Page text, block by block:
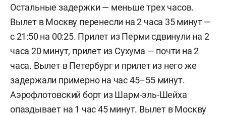
Остальные задержки — меньше трех часов.
Вылет в Москву перенесли на 2 часа 35 минут —
с 21:50 на 00:25. Прилет из Перми сдвинули на 2
часа 20 минут, прилет из Сухума — почти на 2
часа. Вылет в Петербург и прилет из него же
задержали примерно на час 45–55 минут.
Аэрофлотовский борт из Шарм-эль-Шейха
опаздывает на 1 час 45 минут. Вылет в Москву